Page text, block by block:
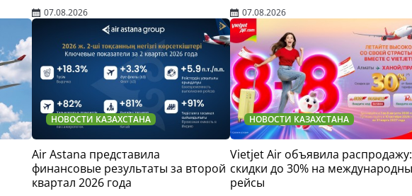
07.08.2026 07.08.2026
НОВОСТИ КАЗАХСТАНА
Air Astana представила
финансовые результаты за второй
квартал 2026 года
НОВОСТИ КАЗАХСТАНА
Vietjet Air объявила распродажу:
скидки до 30% на
рейсы